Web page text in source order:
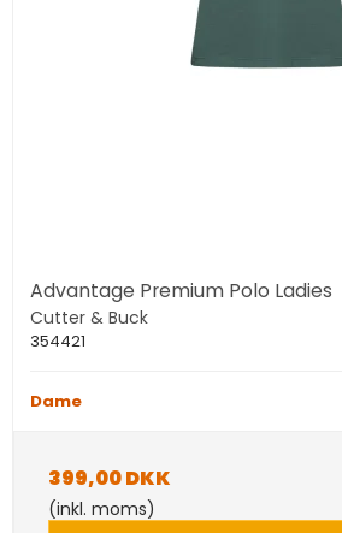
Advantage Premium Polo Ladies
Cutter & Buck
354421
Dame
399,00 DKK
(inkl. moms)